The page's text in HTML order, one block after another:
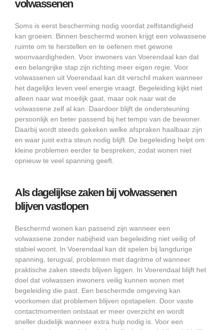
volwassenen
Soms is eerst bescherming nodig voordat zelfstandigheid
kan groeien. Binnen beschermd wonen krijgt een volwassene
ruimte om te herstellen en te oefenen met gewone
woonvaardigheden. Voor inwoners van Voerendaal kan dat
een belangrijke stap zijn richting meer eigen regie. Voor
volwassenen uit Voerendaal kan dit verschil maken wanneer
het dagelijks leven veel energie vraagt. Begeleiding kijkt niet
alleen naar wat moeilijk gaat, maar ook naar wat de
volwassene zelf al kan. Daardoor blijft de ondersteuning
persoonlijk en beter passend bij het tempo van de bewoner.
Daarbij wordt steeds gekeken welke afspraken haalbaar zijn
en waar juist extra steun nodig blijft. De begeleiding helpt om
kleine problemen eerder te bespreken, zodat wonen niet
opnieuw te veel spanning geeft.
Als dagelijkse zaken bij volwassenen
blijven vastlopen
Beschermd wonen kan passend zijn wanneer een
volwassene zonder nabijheid van begeleiding niet veilig of
stabiel woont. In Voerendaal kan dit spelen bij langdurige
spanning, terugval, problemen met dagritme of wanneer
praktische zaken steeds blijven liggen. In Voerendaal blijft het
doel dat volwassen inwoners veilig kunnen wonen met
begeleiding die past. Een beschermde omgeving kan
voorkomen dat problemen blijven opstapelen. Door vaste
contactmomenten ontstaat er meer overzicht en wordt
sneller duidelijk wanneer extra hulp nodig is. Voor een